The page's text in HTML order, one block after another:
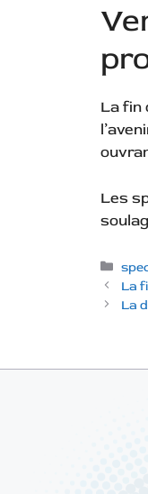
La fin
Les
La
La